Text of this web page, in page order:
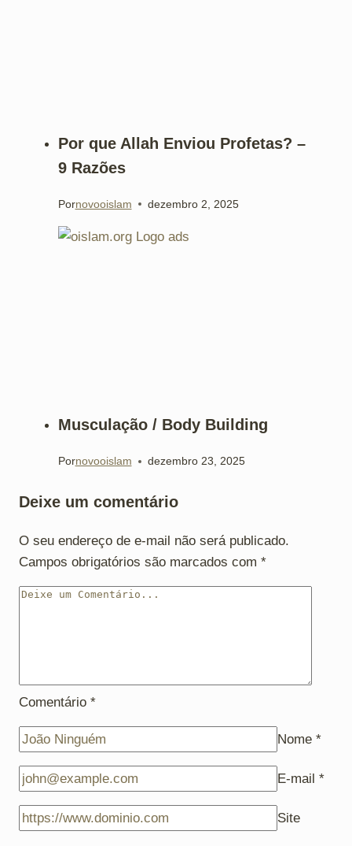
Por que Allah Enviou Profetas? –
9 Razões
Pornovooislam dezembro 2, 2025
Musculação / Body Building
Pornovooislam dezembro 23, 2025
Deixe um comentário
O seu endereço de e-mail não será publicado.
Campos obrigatórios são marcados com *
Comentário *
Nome *
E-mail *
Site